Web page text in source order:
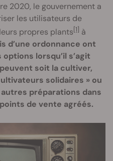
2020, le gouvernement a
les utilisateurs de
propres plants[1] à
d’une ordonnance ont
lorsqu’il s’agit
soit la cultiver,
solidaires » ou
préparations dans
de vente agréés.